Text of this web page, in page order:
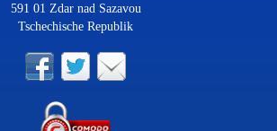
591 01 Zdar nad Sazavou
Tschechische Republik